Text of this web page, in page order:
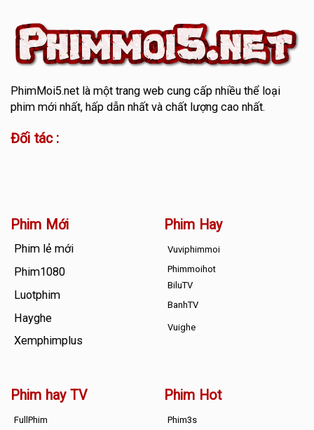
PhimMoi5.netlà một trang web cung cấp nhiều thể loại
phim mới nhất, hấp dẫn nhất và chất lượng cao nhất.
Đối tác :
Phim Mới
Phim lẻ mới
Phim1080
Luotphim
Hayghe
Xemphimplus
Phim Hay
Vuviphimmoi
Phimmoihot
BiluTV
BanhTV
Vuighe
Phim hay TV
FullPhim
Phim Hot
Phim3s